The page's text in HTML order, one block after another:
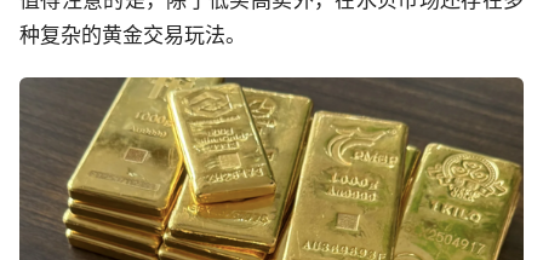
种复杂的黄金交易玩法。